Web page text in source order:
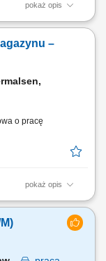
pokaż opis
w wagonach i
Realizacja
przełożonych;
–
o pracę
pokaż opis
skanera lub
wysyłki zgodnie z
typu EPT
palet i